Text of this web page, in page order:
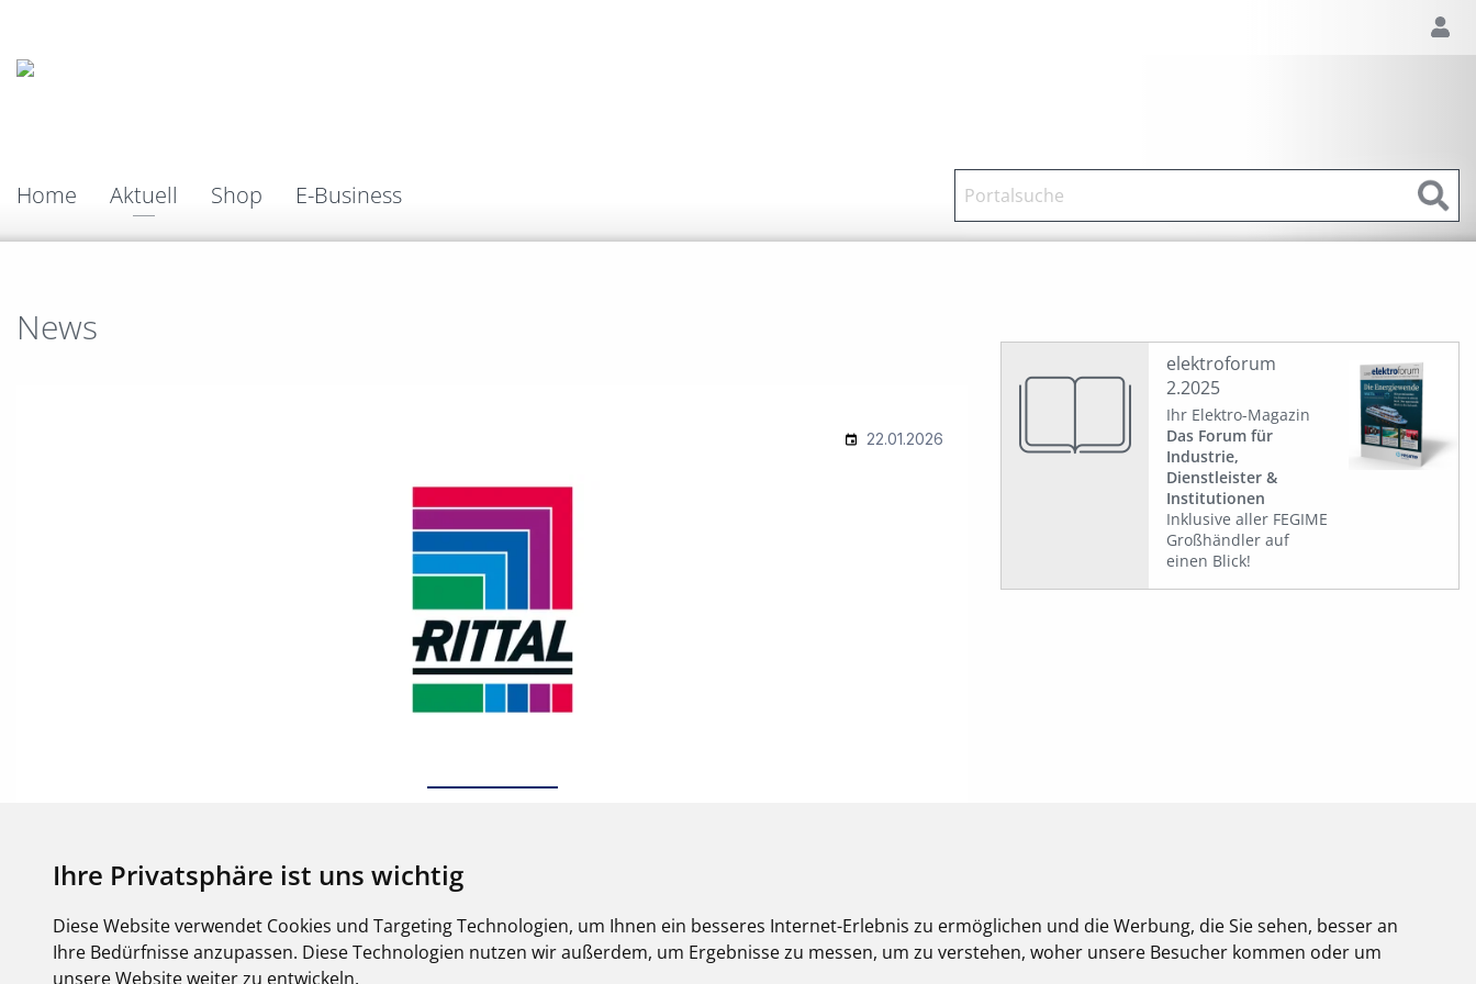
Ihre Privatsphäre ist uns wichtig
Diese Website verwendet Cookies und Targeting Technologien, um Ihnen ein besseres Internet-Erlebnis zu ermöglichen und die Werbung, die Sie sehen, besser an
Ihre Bedürfnisse anzupassen. Diese Technologien nutzen wir außerdem, um Ergebnisse zu messen, um zu verstehen, woher unsere Besucher kommen oder um
unsere Website weiter zu entwickeln.
Home Aktuell Shop E-Business
News
elektroforum
2.2025
Ihr Elektro-Magazin
Das Forum für
Industrie,
Dienstleister &
Institutionen
Inklusive aller FEGIME
Großhändler auf
einen Blick!